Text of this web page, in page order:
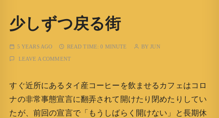
少しずつ戻る街
5 YEARS AGO READ TIME:0 MINUTE BYJUN
LEAVE A COMMENT
すぐ近所にあるタイ産コーヒーを飲ませるカフェはコロ
ナの非常事態宣言に翻弄されて開けたり閉めたりしてい
たが、前回の宣言で「もうしばらく開けない」と長期休